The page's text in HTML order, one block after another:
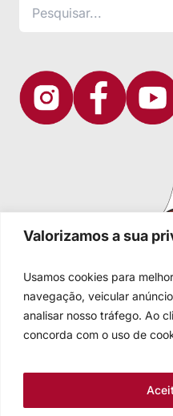
Valorizamos a sua
Usamos cookies para
navegação, veicular
analisar nosso tráfego. Ao
concorda com o uso de
Igreja Evangélica de
Sede nacional: Rua Senhor